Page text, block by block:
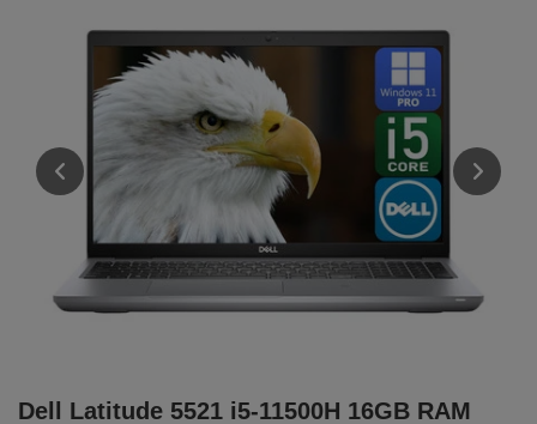
Dell Latitude 5521 i5-11500H 16GB RAM